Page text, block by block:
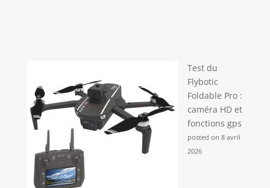
Test du
Flybotic
Foldable Pro :
caméra HD et
fonctions gps
posted on 8 avril
2026